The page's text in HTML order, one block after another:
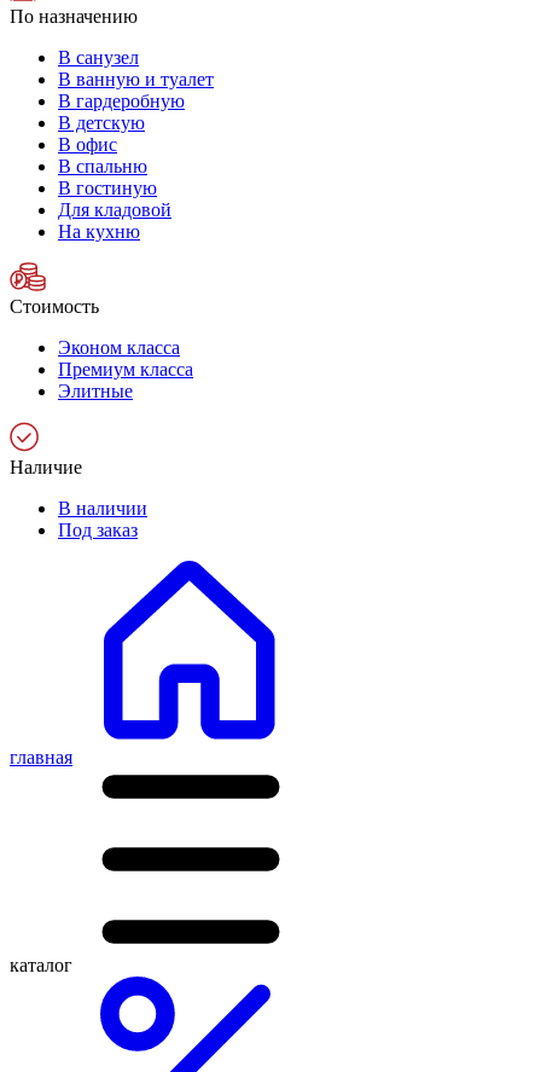
По назначению
В санузел
В ванную и туалет
В гардеробную
В детскую
В офис
В спальню
В гостиную
Для кладовой
На кухню
Стоимость
Эконом класса
Премиум класса
Элитные
Наличие
В наличии
Под заказ
главная
каталог